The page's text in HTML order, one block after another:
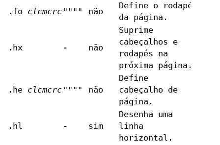
.fo clcmcrc """" não
Define o rodapé
da página.
.hx - não
Suprime
cabeçalhos e
rodapés na
próxima página.
.he clcmcrc """" não
Define
cabeçalho de
página.
.hl - sim
Desenha uma
linha
horizontal.